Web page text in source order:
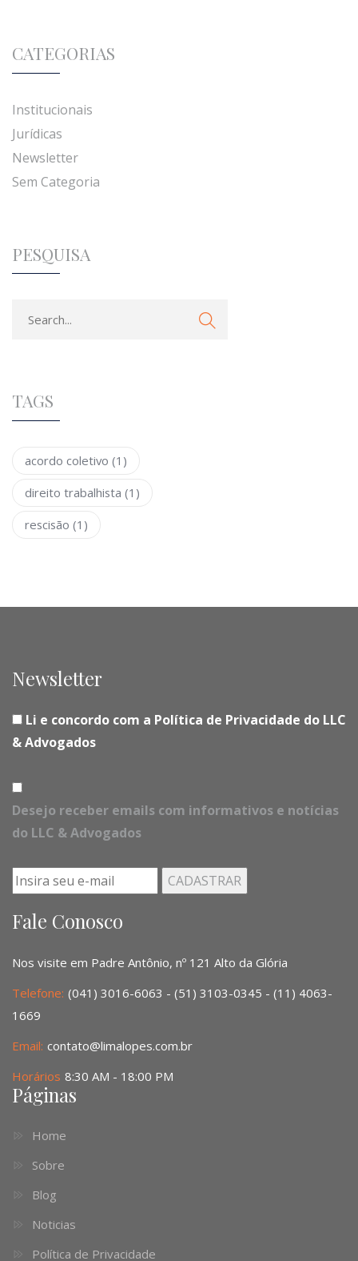
CATEGORIAS
Institucionais
Jurídicas
Newsletter
Sem Categoria
PESQUISA
TAGS
acordo coletivo (1)
direito trabalhista (1)
rescisão (1)
Newsletter
Li e concordo com a Política de Privacidade do LLC
& Advogados
Desejo receber emails com informativos e notícias
do LLC & Advogados
Fale Conosco
Nos visite em Padre Antônio, nº 121 Alto da Glória
Telefone: (041) 3016-6063 - (51) 3103-0345 - (11) 4063-
1669
Email: contato@limalopes.com.br
Horários 8:30 AM - 18:00 PM
Páginas
Home
Sobre
Blog
Noticias
Política de Privacidade